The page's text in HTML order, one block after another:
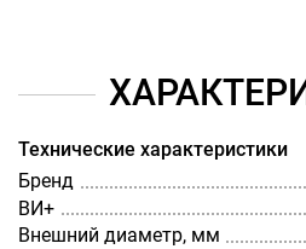
Технические характеристики
Бренд
ВИ+
Внешний диаметр, мм